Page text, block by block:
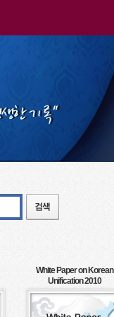
White Paper on Korean
Unification 2010